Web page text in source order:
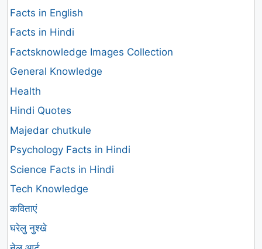
Facts in English
Facts in Hindi
Factsknowledge Images Collection
General Knowledge
Health
Hindi Quotes
Majedar chutkule
Psychology Facts in Hindi
Science Facts in Hindi
Tech Knowledge
कविताएं
घरेलु नुश्खे